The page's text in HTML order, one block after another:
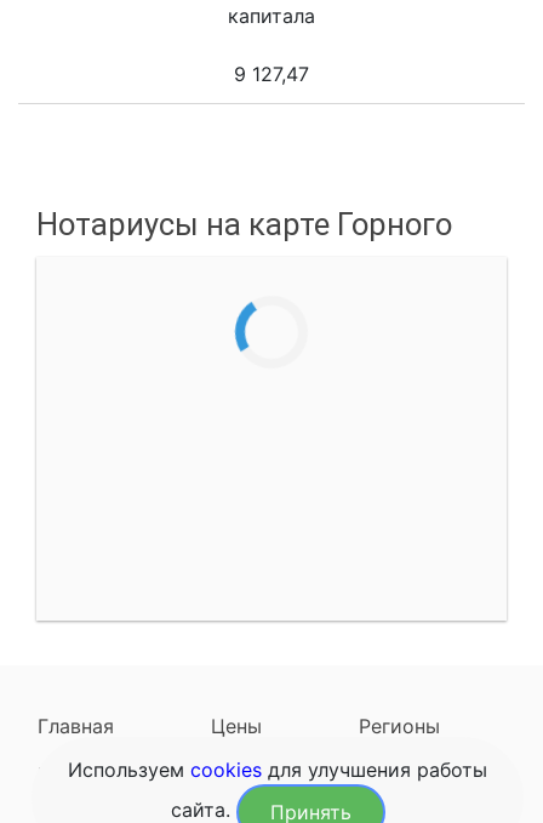
капитала
9 127,47
Нотариусы на карте Горного
Главная Цены
Регионы
Наследодатели
Задать вопрос
Используем cookies для улучшения работы
сайта.
Принять